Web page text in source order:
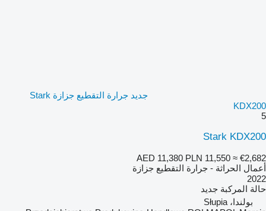
جديد جرارة التقطيع جزازة Stark
KDX200
5
Stark KDX200
AED 11,380 PLN 11,550 ≈ €2,682
أعمال الحراثة - جرارة التقطيع جزازة
2022
حالة المركبة جديد
بولندا، Słupia